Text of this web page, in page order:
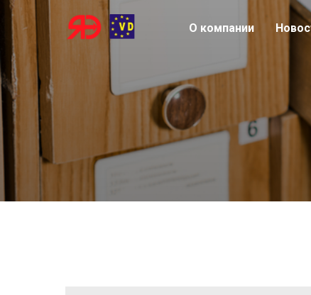
О компании